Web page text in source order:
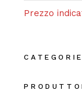
Prezzo